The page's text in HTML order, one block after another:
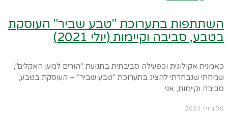
השתתפות בתערוכת "טבע שביר" העוסקת
בטבע, סביבה וקיימות (יולי 2021)
כאמנית אקולוגית וכפעילה סביבתית בתנועת "הורים למען האקלים",
שמחתי שנבחרתי להציג בתערוכת "טבע שביר" – העוסקת בטבע,
סביבה וקיימות, אני
30 ביולי 2021